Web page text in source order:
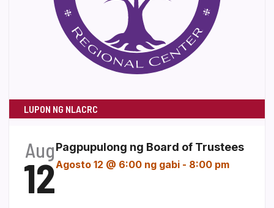
LUPON NG NLACRC
Aug
12
Pagpupulong ng Board of Trustees
Agosto 12 @ 6:00 ng gabi - 8:00 pm